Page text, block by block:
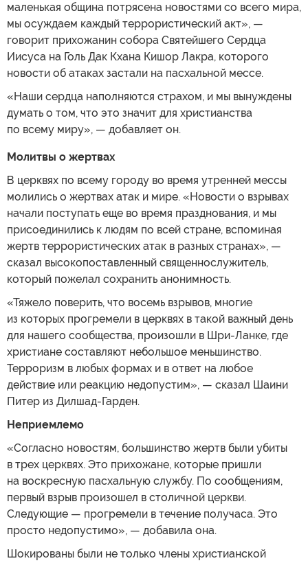
маленькая община потрясена новостями со всего мира,
мы осуждаем каждый террористический акт», —
говорит прихожанин собора Святейшего Сердца
Иисуса на Голь Дак Кхана Кишор Лакра, которого
новости об атаках застали на пасхальной мессе.
«Наши сердца наполняются страхом, и мы вынуждены
думать о том, что это значит для христианства
по всему миру», — добавляет он.
Молитвы о жертвах
В церквях по всему городу во время утренней мессы
молились о жертвах атак и мире. «Новости о взрывах
начали поступать еще во время празднования, и мы
присоединились к людям по всей стране, вспоминая
жертв террористических атак в разных странах», —
сказал высокопоставленный священнослужитель,
который пожелал сохранить анонимность.
«Тяжело поверить, что восемь взрывов, многие
из которых прогремели в церквях в такой важный день
для нашего сообщества, произошли в Шри-Ланке, где
христиане составляют небольшое меньшинство.
Терроризм в любых формах и в ответ на любое
действие или реакцию недопустим», — сказал Шаини
Питер из Дилшад-Гарден.
Неприемлемо
«Согласно новостям, большинство жертв были убиты
в трех церквях. Это прихожане, которые пришли
на воскресную пасхальную службу. По сообщениям,
первый взрыв произошел в столичной церкви.
Следующие — прогремели в течение получаса. Это
просто недопустимо», — добавила она.
Шокированы были не только члены христианской